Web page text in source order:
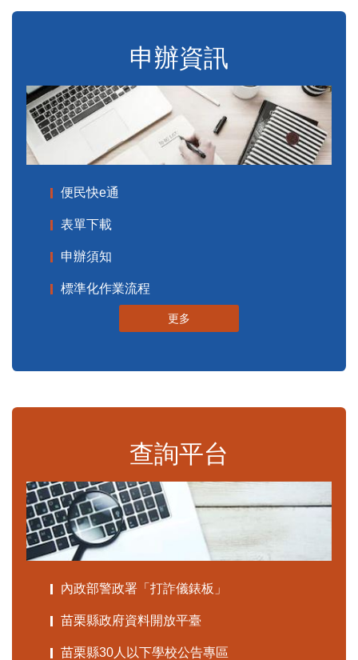
申辦資訊
便民快e通
表單下載
申辦須知
標準化作業流程
更多
查詢平台
內政部警政署「打詐儀錶板」
苗栗縣政府資料開放平臺
苗栗縣30人以下學校公告專區